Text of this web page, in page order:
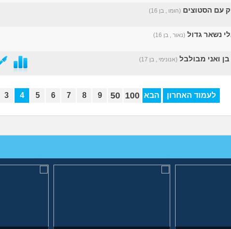
עם הסטוצים (הומו , בן 16)
נשאר גדול (נאור , בן 16)
ואני מבולבל (אנונימי , בן 17)
3 4 5 6 7 8 9 50 100 הבא לעמוד האחרון